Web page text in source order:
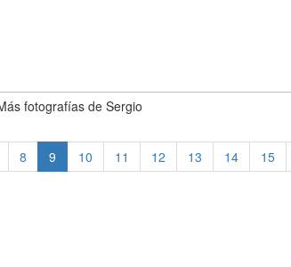
fotografías de Sergio
8 9 10 11 12 13 14 15